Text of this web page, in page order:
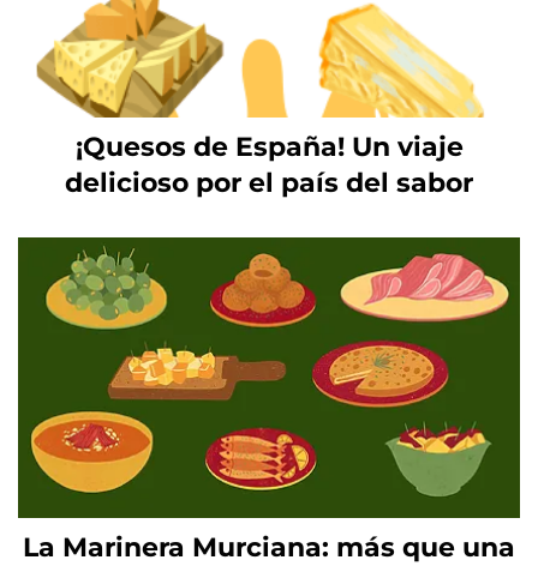
¡Quesos de España! Un viaje
delicioso por el país del sabor
La Marinera Murciana: más que una